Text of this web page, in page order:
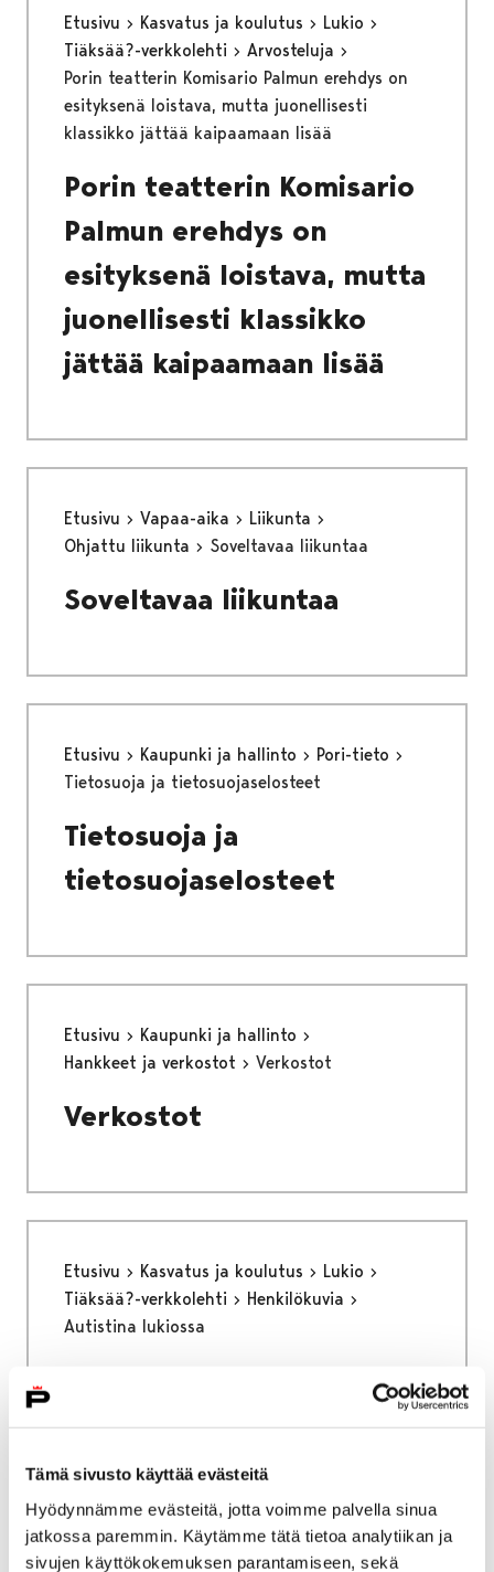
Tämä sivusto käyttää evästeitä
Hyödynnämme evästeitä, jotta voimme palvella sinua
jatkossa paremmin. Käytämme tätä tietoa analytiikan ja
sivujen käyttökokemuksen parantamiseen, sekä
Etusivu Kasvatus ja koulutus
Lukio
Tiäksää?-verkkolehti
Arvosteluja
Porin teatterin Komisario Palmun erehdys on
esityksenä loistava, mutta juonellisesti
klassikko jättää kaipaamaan lisää
Porin teatterin Komisario
Palmun erehdys on
esityksenä loistava, mutta
juonellisesti klassikko
jättää kaipaamaan lisää
Etusivu Vapaa-aika
Liikunta
Ohjattu liikunta
Soveltavaa liikuntaa
Soveltavaa liikuntaa
Etusivu Kaupunki ja hallinto
Pori-tieto
Tietosuoja ja tietosuojaselosteet
Tietosuoja ja
tietosuojaselosteet
Etusivu
Kaupunki ja hallinto
Hankkeet ja verkostot
Verkostot
Verkostot
Etusivu Kasvatus ja koulutus
Lukio
Tiäksää?-verkkolehti
Henkilökuvia
Autistina lukiossa
Etusivu
Kaupunki ja hallinto
Päätöksenteko
Vaalit Vaalimainonta